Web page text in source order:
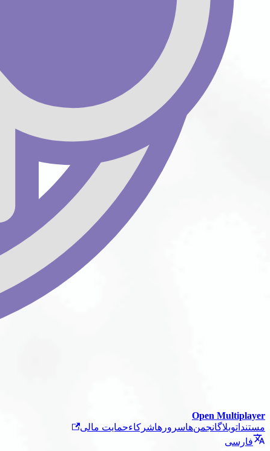
Open Multiplayer
مستنداتوبلاگانجمن‌هاسرورهاشرکاءحمایت مالی
فارسی